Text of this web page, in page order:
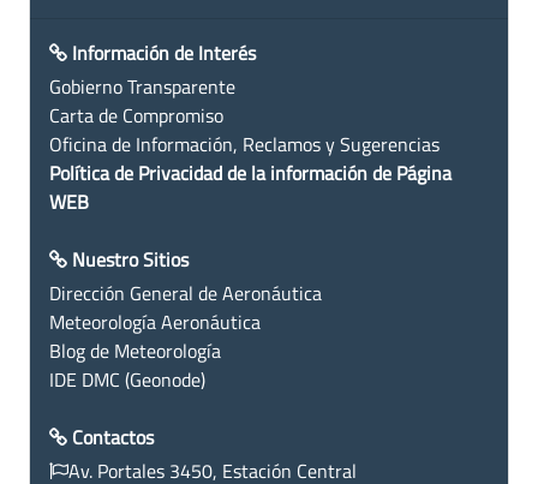
Información de Interés
Gobierno Transparente
Carta de Compromiso
Oficina de Información, Reclamos y Sugerencias
Política de Privacidad de la información de Página
WEB
Nuestro Sitios
Dirección General de Aeronáutica
Meteorología Aeronáutica
Blog de Meteorología
IDE DMC (Geonode)
Contactos
Av. Portales 3450, Estación Central